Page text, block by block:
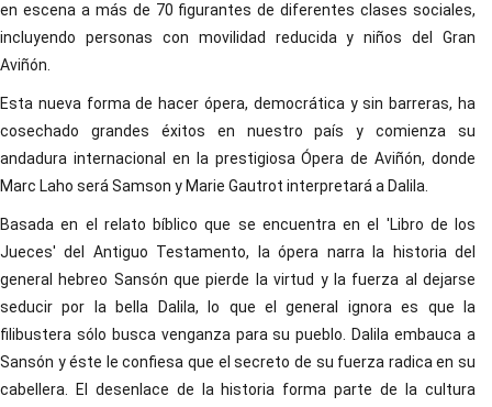
en escena a más de 70 figurantes de diferentes clases sociales,
incluyendo personas con movilidad reducida y niños del Gran
Aviñón.
Esta nueva forma de hacer ópera, democrática y sin barreras, ha
cosechado grandes éxitos en nuestro país y comienza su
andadura internacional en la prestigiosa Ópera de Aviñón, donde
Marc Laho será Samson y Marie Gautrot interpretará a Dalila.
Basada en el relato bíblico que se encuentra en el 'Libro de los
Jueces' del Antiguo Testamento, la ópera narra la historia del
general hebreo Sansón que pierde la virtud y la fuerza al dejarse
seducir por la bella Dalila, lo que el general ignora es que la
filibustera sólo busca venganza para su pueblo. Dalila embauca a
Sansón y éste le confiesa que el secreto de su fuerza radica en su
cabellera. El desenlace de la historia forma parte de la cultura